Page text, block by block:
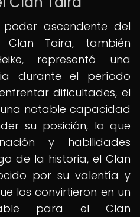
ascendente del
Taira, también
representó una
durante el período
dificultades, el
notable capacidad
su posición, lo que
y habilidades
de la historia, el Clan
por su valentía y
los convirtieron en un
para el Clan